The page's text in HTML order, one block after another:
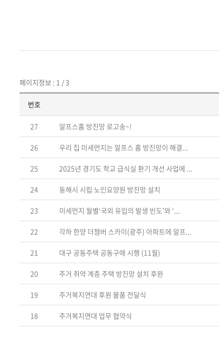
페이지정보 : 1 / 3
번호
27 알프스홈 방진망 로고송~!
26 우리 집 미세먼지는 알프스 홈 방진망이 해결...
25 2025년 경기도 학교 급식실 환기 개선 사업에 ...
24 동해시 시립 노인요양원 방진망 설치
23 미세먼지 월별‘국외 유입의 발생 빈도’와 ‘...
22 각하 한양 더챔버 스카이(광주) 아파트에 알프...
21 대구 공동주택 공동구매 시행 (11월)
20 주거 취약 계층 주택 방진망 설치 후원
19 주거복지연대 후원 물품 전달식
18 주거복지연대 업무 협약식